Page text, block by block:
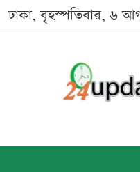
ঢাকা, বৃহস্পতিবার, ৬